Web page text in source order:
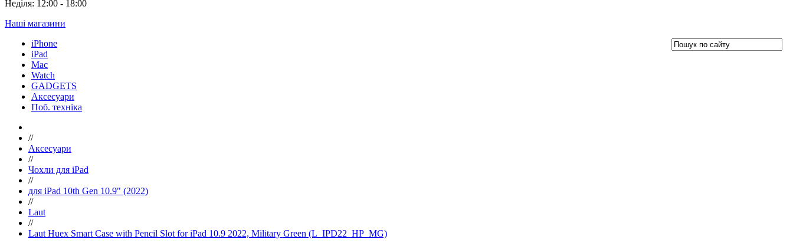
Неділя: 12:00 - 18:00
Наші магазини
iPhone
iPad
Mac
Watch
GADGETS
Аксесуари
Поб. техніка
//
Аксесуари
//
Чохли для iPad
//
для iPad 10th Gen 10.9" (2022)
//
Laut
//
Laut Huex Smart Case with Pencil Slot for iPad 10.9 2022, Military Green (L_IPD22_HP_MG)